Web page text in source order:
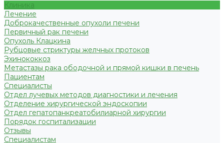
Клиника
Лечение
Доброкачественные опухоли печени
Первичный рак печени
Опухоль Клацкина
Рубцовые стриктуры желчных протоков
Эхинококкоз
Метастазы рака ободочной и прямой кишки в печень
Пациентам
Специалисты
Отдел лучевых методов диагностики и лечения
Отделение хирургической эндоскопии
Отдел гепатопанкреатобилиарной хирургии
Порядок госпитализации
Отзывы
Специалистам